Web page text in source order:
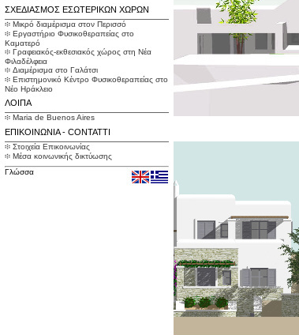
ΣΧΕΔΙΑΣΜΟΣ ΕΣΩΤΕΡΙΚΩΝ ΧΩΡΩΝ
፨ Μικρό διαμέρισμα στον Περισσό
፨ Εργαστήριο Φυσικοθεραπείας στο
Καματερό
፨ Γραφειακός-εκθεσιακός χώρος στη Νέα
Φιλαδέλφεια
፨ Διαμέρισμα στο Γαλάτσι
፨ Επιστημονικό Κέντρο Φυσικοθεραπείας στο
Νέο Ηράκλειο
ΛΟΙΠΑ
፨ Maria de Buenos Aires
ΕΠΙΚΟΙΝΩΝΙΑ - CONTATTI
፨ Στοιχεία Επικοινωνίας
፨ Μέσα κοινωνικής δικτύωσης
Γλώσσα
ΟΨΗ ΚΤΗΡΙΟΥ 1